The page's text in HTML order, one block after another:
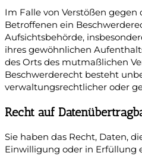
Im Falle von Verstößen gegen
Betroffenen ein
Aufsichtsbehörde,
ihres gewöhnlichen
des Orts des mutmaßlichen
Beschwerderecht besteht
verwaltungsrechtlicher oder
Recht auf
Sie haben das Recht, Daten,
Einwilligung oder in Erfüllung